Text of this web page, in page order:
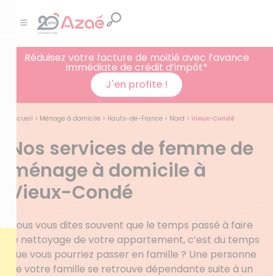
Réduisez votre facture de moitié avec l’avance
immédiate de crédit d’impôt*
J'en profite !
Accueil > Ménage à domicile > Hauts-de-France > Nord > Vieux-Condé
Nos services de femme de
ménage à domicile à
Vieux-Condé
Vous vous dites souvent que le temps passé à faire
le nettoyage de votre appartement, c’est du temps
que vous pourriez passer en famille ? Une personne
de votre famille se retrouve dépendante suite à un